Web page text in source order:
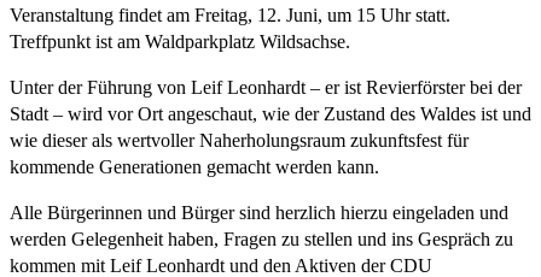
Veranstaltung findet am Freitag, 12. Juni, um 15 Uhr statt.
Treffpunkt ist am Waldparkplatz Wildsachse.
Unter der Führung von Leif Leonhardt – er ist Revierförster bei der
Stadt – wird vor Ort angeschaut, wie der Zustand des Waldes ist und
wie dieser als wertvoller Naherholungsraum zukunftsfest für
kommende Generationen gemacht werden kann.
Alle Bürgerinnen und Bürger sind herzlich hierzu eingeladen und
werden Gelegenheit haben, Fragen zu stellen und ins Gespräch zu
kommen mit Leif Leonhardt und den Aktiven der CDU